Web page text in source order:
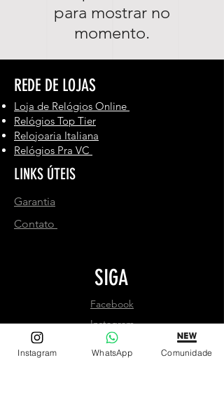
para mostrar no
momento.
REDE DE LOJAS
Loja de Relógios Online
Relógios Top Tier
Relojoaria Italiana
Relógios Pra VC
LINKS ÚTEIS
Garantia
Contato
SIGA
Facebook
Instagram
Instagram WhatsApp Comunidade